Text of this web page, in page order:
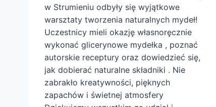
w Strumieniu odbyły się wyjątkowe
warsztaty tworzenia naturalnych mydeł!
Uczestnicy mieli okazję własnoręcznie
wykonać glicerynowe mydełka , poznać
autorskie receptury oraz dowiedzieć się,
jak dobierać naturalne składniki . Nie
zabrakło kreatywności, pięknych
zapachów i świetnej atmosfery